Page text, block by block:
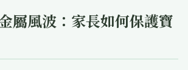
屬風波：家長如何保護寶